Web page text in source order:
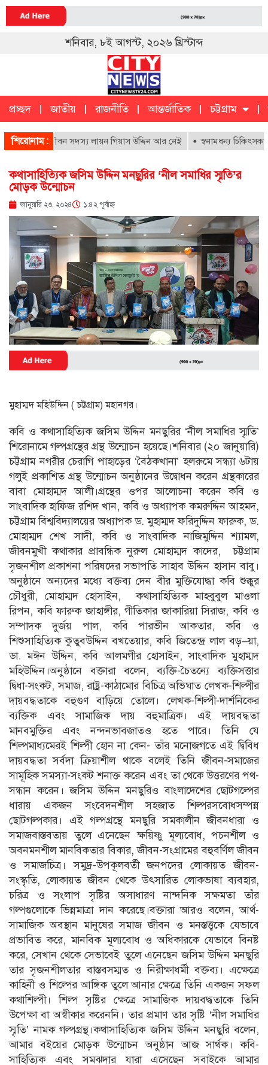
শনিবার, ৮ই আগস্ট, ২০২৬ খ্রিস্টাব্দ
প্রচ্ছদ জাতীয় রাজনীতি আন্তর্জাতিক চট্টগ্রাম
চট্টগ্রাম
শিরোনাম :আজীবন সদস্য লায়ন গিয়াস উদ্দিন আর নেই স্বনামধন্য চিকিৎসকদের
কথাসাহিত্যিক জসিম উদ্দিন মনছুরির ‘নীল সমাধির স্মৃতি’র
মোড়ক উন্মোচন
জানুয়ারি ২৩, ২০২৪ ১:৪২ পূর্বাহ্ণ
মুহাম্মদ মহিউদ্দিন ( চট্টগ্রাম) মহানগর।
কবি ও কথাসাহিত্যিক জসিম উদ্দিন মনছুরির ‘নীল সমাধির স্মৃতি’
শিরোনামে গল্পগ্রন্থের গ্রন্থ উন্মোচন হয়েছে।শনিবার (২০ জানুয়ারি)
চট্টগ্রাম নগরীর চেরাগি পাহাড়ের ‘বৈঠকখানা’ হলরুমে সন্ধ্যা ৬টায়
গলুই প্রকাশিত গ্রন্থ উন্মোচন অনুষ্ঠানের উদ্বোধন করেন গ্রন্থকারের
বাবা মোহাম্মদ আলী।গ্রন্থের ওপর আলোচনা করেন কবি ও
সাংবাদিক হাফিজ রশিদ খান, কবি ও অধ্যাপক কমরুদ্দিন আহমদ,
চট্টগ্রাম বিশ্ববিদ্যালয়ের অধ্যাপক ড. মুহাম্মদ ফরিদুদ্দিন ফারুক, ড.
মোহাম্মদ শেখ সাদী, কবি ও সাংবাদিক নাজিমুদ্দিন শ্যামল,
জীবনমুখী কথাকার প্রাবন্ধিক নুরুল মোহাম্মদ কাদের, চট্টগ্রাম
সৃজনশীল প্রকাশনা পরিষদের সভাপতি সাহাব উদ্দিন হাসান বাবু।
অনুষ্ঠানে অন্যদের মধ্যে বক্তব্য দেন বীর মুক্তিযোদ্ধা কবি শুক্কুর
চৌধুরী, মোহাম্মদ হোসাইন, কথাসাহিত্যিক মাহবুবুল মাওলা
রিপন, কবি ফারুক জাহাঙ্গীর, গীতিকার জাকারিয়া সিরাজ, কবি ও
সম্পাদক দুর্জয় পাল, কবি পারভীন আকতার, কবি ও
শিশুসাহিত্যিক কুতুবউদ্দিন বখতেয়ার, কবি জিতেন্দ্র লাল বড়–য়া,
ডা. মঈন উদ্দিন, কবি আলমগীর হোসাইন, সাংবাদিক মুহাম্মদ
মহিউদ্দিন।অনুষ্ঠানে বক্তারা বলেন, ব্যক্তি-চৈতন্যে ব্যক্তিসত্তার
দ্বিধা-সংকট, সমাজ, রাষ্ট্র-কাঠামোর বিচিত্র অভিঘাত লেখক-শিল্পীর
দায়বদ্ধতাকে বহুগুণ বাড়িয়ে তোলে। লেখক-শিল্পী-দার্শনিকের
ব্যক্তিক এবং সামাজিক দায় বহুমাত্রিক। এই দায়বদ্ধতা
মানবমুক্তির এবং নন্দনভাবজাতও হতে পারে। তিনি যে
শিল্পমাধ্যমেরই শিল্পী হোন না কেন- তাঁর মনোজগতে এই দ্বিবিধ
দায়বদ্ধতা সর্বদা ক্রিয়াশীল থাকে বলেই তিনি জীবন-সমাজের
সামূহিক সমস্যা-সংকট শনাক্ত করেন এবং তা থেকে উত্তরণের পথ-
সন্ধান করেন। জসিম উদ্দিন মনছুরিও বাংলাদেশের ছোটগল্পের
ধারায় একজন সংবেদনশীল সহজাত শিল্পরসবোধসম্পন্ন
ছোটগল্পকার। এই গল্পগ্রন্থে মনছুরি সমকালীন জীবনধারা ও
সমাজবাস্তবতায় তুলে এনেছেন ক্ষয়িষ্ণু মূল্যবোধ, পচনশীল ও
অবনমনশীল মানবিকতার বিকার, জীবন-সংগ্রামের বহুবর্ণিল জীবন
ও সমাজচিত্র। সমুদ্র-উপকূলবর্তী জনপদের লোকায়ত জীবন-
সংস্কৃতি, লোকায়ত জীবন থেকে উৎসারিত লোকভাষা ব্যবহার,
চরিত্র ও সংলাপ সৃষ্টির অসাধারণ নান্দনিক সক্ষমতা তাঁর
গল্পগুলোকে ভিন্নমাত্রা দান করেছে।বক্তারা আরও বলেন, আর্থ-
সামাজিক অবস্থান মানুষের সমাজ জীবন ও মনস্তত্ত্বকে যেভাবে
প্রভাবিত করে, মানবিক মূল্যবোধ ও অধিকারকে যেভাবে বিনষ্ট
করে, সেখান থেকে সেভাবেই তুলে এনেছেন জসিম উদ্দিন মনছুরি
তার সৃজনশীলতার বাস্তবসম্মত ও নিরীক্ষাধর্মী বক্তব্য। এক্ষেত্রে
কাহিনী ও শিল্পের আঙ্গিক তুলে আনার ক্ষেত্রে তিনি একজন সফল
কথাশিল্পী। শিল্প সৃষ্টির ক্ষেত্রে সামাজিক দায়বদ্ধতাকে তিনি
উপেক্ষা বা অস্বীকার করেননি। তার প্রমাণ তার সৃষ্টি ‘নীল সমাধির
স্মৃতি’ নামক গল্পগ্রন্থ।কথাসাহিত্যিক জসিম উদ্দিন মনছুরি বলেন,
আমার বইয়ের মোড়ক উন্মোচন অনুষ্ঠান আজ সার্থক। কবি-
সাহিত্যিক এবং সমঝদার যারা এসেছেন সবাইকে আমার